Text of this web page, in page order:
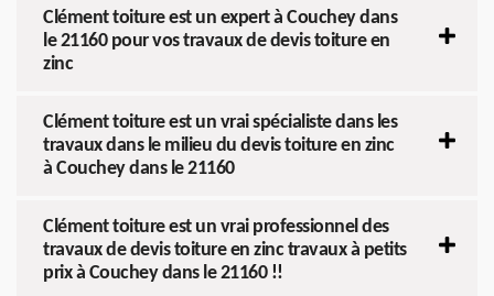
Clément toiture est un expert à Couchey dans
le 21160 pour vos travaux de devis toiture en
zinc
Clément toiture est un vrai spécialiste dans les
travaux dans le milieu du devis toiture en zinc
à Couchey dans le 21160
Clément toiture est un vrai professionnel des
travaux de devis toiture en zinc travaux à petits
prix à Couchey dans le 21160 !!